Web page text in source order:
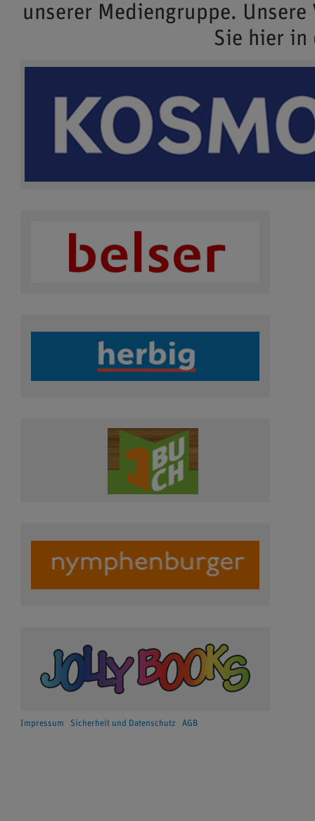
unserer Mediengruppe.
Sie hier in
Impressum Sicherheit und Datenschutz AGB